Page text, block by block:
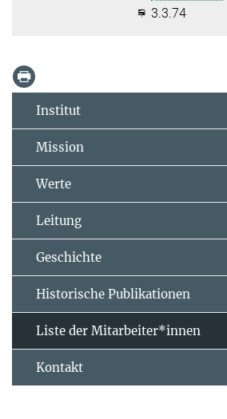
3.3.74
Institut
Mission
Werte
Leitung
Geschichte
Historische Publikationen
Liste der Mitarbeiter*innen
Kontakt